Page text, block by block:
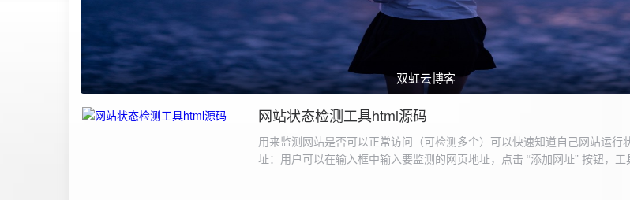
双虹云博客
2025-8-12
网站状态检测工具html源码
用来监测网站是否可以正常访问（可检测多个）可以快速知道自己网站运行
址：用户可以在输入框中输入要监测的网页地址，点击 “添加网址” 按钮，